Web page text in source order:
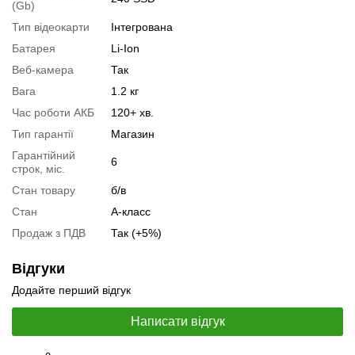
Тестування процесора:
Запит оптової ціни
Слідкувати в Instagram
Слідкувати на Facebook
(Gb)
Тип відеокарти
Інтегрована
Батарея
Li-Ion
Веб-камера
Так
Вага
1.2 кг
Час роботи АКБ
120+ хв.
Тип гарантії
Магазин
Гарантійний
строк, міс.
6
Стан товару
б/в
Стан
А-класс
Продаж з ПДВ
Так (+5%)
Відгуки
Додайте перший відгук
Написати відгук